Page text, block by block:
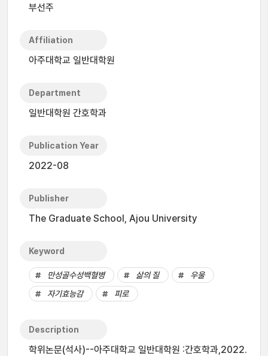
부선주
Affiliation
아주대학교 일반대학원
Department
일반대학원 간호학과
Publication Year
2022-08
Publisher
The Graduate School, Ajou University
Keyword
만성골수성백혈병 삶의 질
우울
자기효능감
피로
Description
학위논문(석사)--아주대학교 일반대학원 :간호학과,2022.